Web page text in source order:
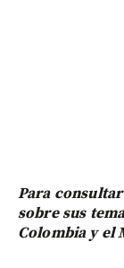
Para
sobre sus
Colombia y el